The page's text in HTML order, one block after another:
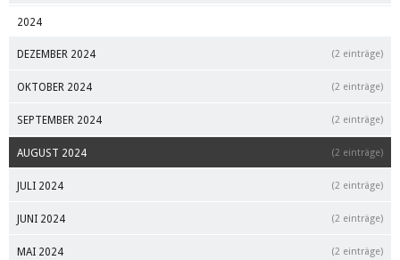
2024
DEZEMBER 2024 (2 einträge)
OKTOBER 2024 (2 einträge)
SEPTEMBER 2024 (2 einträge)
AUGUST 2024 (2 einträge)
JULI 2024 (2 einträge)
JUNI 2024 (2 einträge)
MAI 2024 (2 einträge)